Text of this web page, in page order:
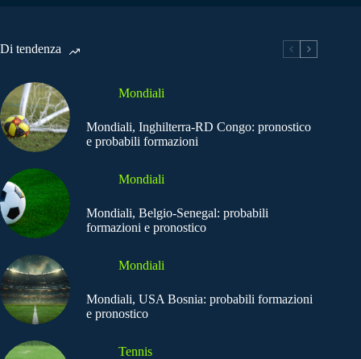
Di tendenza
Mondiali
Mondiali, Inghilterra-RD Congo: pronostico
e probabili formazioni
Mondiali
Mondiali, Belgio-Senegal: probabili
formazioni e pronostico
Mondiali
Mondiali, USA Bosnia: probabili formazioni
e pronostico
Tennis